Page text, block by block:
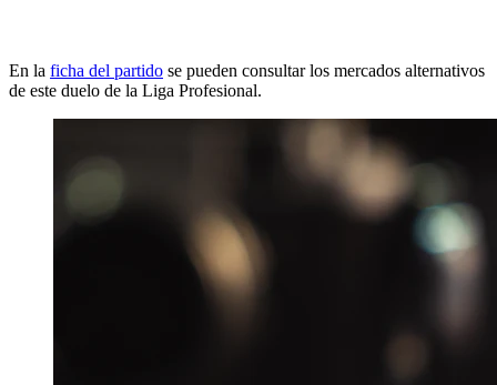
En la ficha del partido se pueden consultar los mercados alternativos
de este duelo de la Liga Profesional.